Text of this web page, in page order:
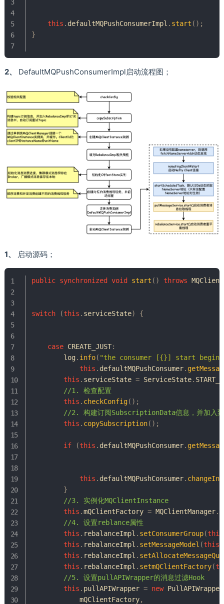
this . defaultMQPushConsumerImpl . start ( ) ;
}
2、 DefaultMQPushConsumerImpl启动流程图；
1、 启动源码；
public synchronized void start ( ) throws
switch (this . serviceState) {
case CREATE_JUST:
        log
. info( "the consumer [{}] start
this . defaultMQPushConsumer.
this . serviceState = ServiceState.
//1. 检查配置
this . checkConfig( ) ;
//2. 构建订阅SubscriptionData信息，并加入
this . copySubscription( ) ;
if (this . defaultMQPushConsumer.
this . defaultMQPushConsumer.
}
//3. 实例化MQClientInstance
this .mQClientFactory = MQClientManager.
//4. 设置reblance属性
this . rebalanceImpl . setConsumerGroup(this
this . rebalanceImpl . setMessageModel (this
this . rebalanceImpl .
this . rebalanceImpl . setmQClientFactory(
//5. 设置pullAPIWrapper的消息过滤Hook
this . pullAPIWrapper = new PullAPIWrapper
            mQClientFactory
,